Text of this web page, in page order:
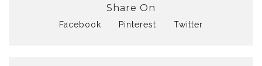
Share On
Facebook Pinterest Twitter